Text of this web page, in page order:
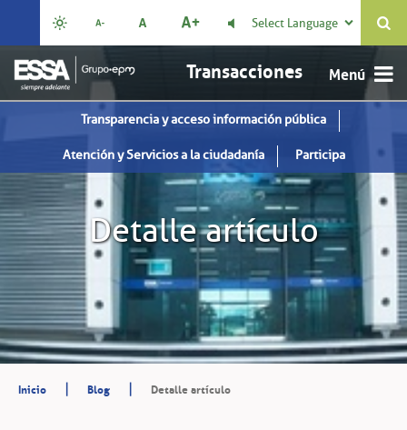
Select Language 
Transacciones
Transparencia y acceso información pública
Atención y Servicios a la ciudadanía Participa
Detalle artículo
Inicio | Blog | Detalle artículo